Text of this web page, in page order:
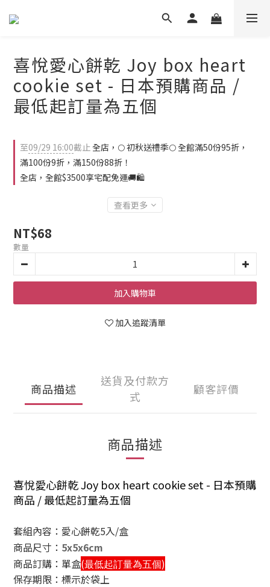
喜悅愛心餅乾 Joy box heart
cookie set - 日本預購商品 /
最低起訂量為五個
至09/29 16:00截止全店，🌕 初秋送禮季🌕 全館滿50份95折，
滿100份9折，滿150份88折！
全店，全館$3500享宅配免運🚚🛍️
查看更多
NT$68
數量
加入購物車
加入追蹤清單
商品描述
送貨及付款方
式
顧客評價
商品描述
喜悅愛心餅乾 Joy box heart cookie set - 日本預購
商品 / 最低起訂量為五個
套組內容 ：愛心餅乾5入/盒
商品尺寸 ： 5x5x6cm
商品訂購： 單盒(最低起訂量為五個)
保存期限：標示於袋上